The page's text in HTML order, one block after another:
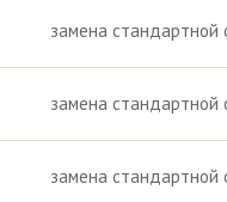
замена стандартной
замена стандартной
замена стандартной